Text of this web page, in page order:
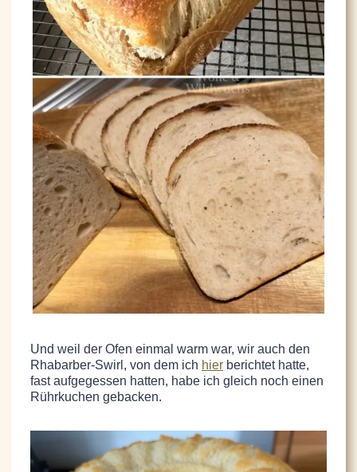
Und weil der Ofen einmal warm war, wir auch den
Rhabarber-Swirl, von dem ich hier berichtet hatte,
fast aufgegessen hatten, habe ich gleich noch einen
Rührkuchen gebacken.